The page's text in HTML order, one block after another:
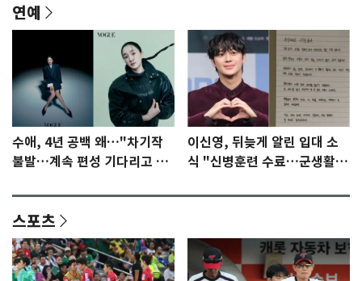
연예
수애, 4년 공백 왜…"차기작
불발…계속 편성 기다리고 있
이신영, 뒤늦게 알린 입대 소
식 "신병훈련 수료…군생활
스포츠